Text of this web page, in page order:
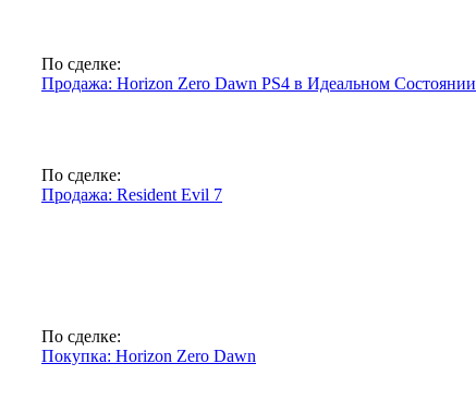
По сделке:
Продажа: Horizon Zero Dawn PS4 в Идеальном Состоянии
По сделке:
Продажа: Resident Evil 7
По сделке:
Покупка: Horizon Zero Dawn